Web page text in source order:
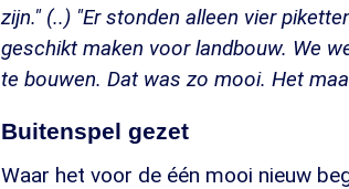
zijn." (..) "Er stonden alleen vier
geschikt maken voor landbouw. We
te bouwen. Dat was zo mooi. Het
Buitenspel gezet
Waar het voor de één mooi nieuw